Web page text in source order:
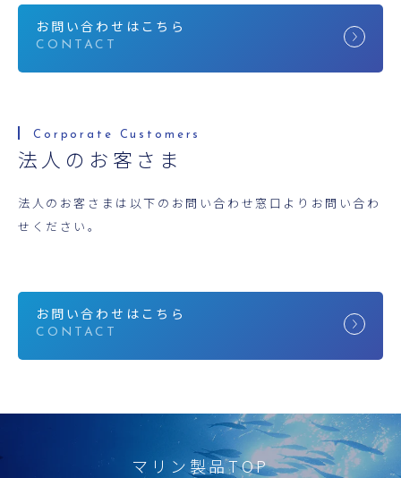
お問い合わせはこちら
法人のお客さま
法人のお客さまは以下のお問い合わせ窓口よりお問い合わ
せください。
お問い合わせはこちら
マリン製品TOP